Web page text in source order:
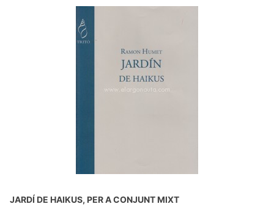
JARDÍ DE HAIKUS, PER A CONJUNT MIXT